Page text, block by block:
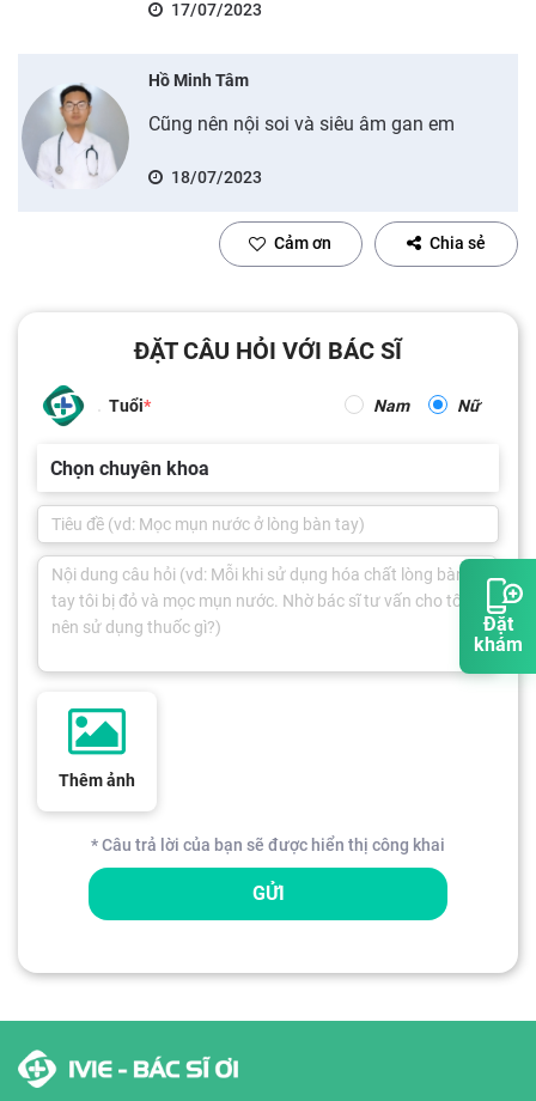
Đặt
khám
17/07/2023
Hồ Minh Tâm
Cũng nên nội soi và siêu âm gan em
18/07/2023
Cảm ơn Chia sẻ
ĐẶT CÂU HỎI VỚI BÁC SĨ
Tuổi Nam Nữ
Chọn chuyên khoa
Thêm ảnh
* Câu trả lời của bạn sẽ được hiển thị công khai
GỬI